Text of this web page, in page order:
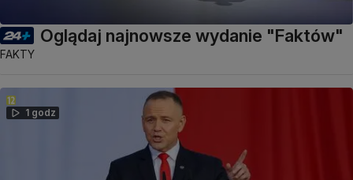
Oglądaj najnowsze wydanie "Faktów"
FAKTY
1 godz